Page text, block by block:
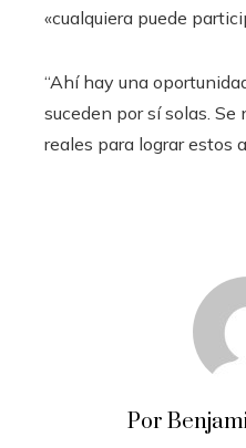
«cualquiera puede
“Ahí hay una
suceden por sí solas.
reales para lograr estos
Por